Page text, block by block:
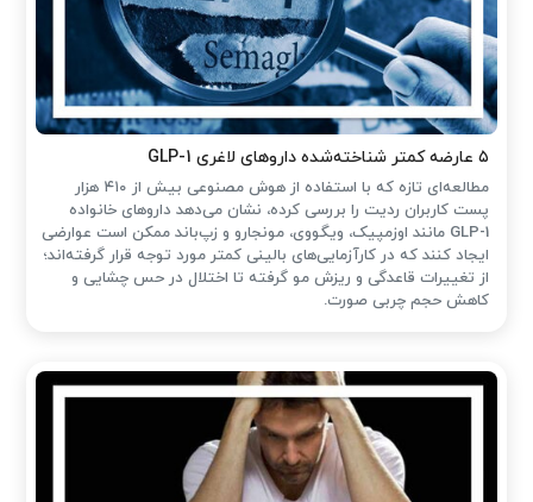
۵ عارضه کمتر شناخته‌شده داروهای لاغری GLP-1
مطالعه‌ای تازه که با استفاده از هوش مصنوعی بیش از ۴۱۰ هزار
پست کاربران ردیت را بررسی کرده، نشان می‌دهد داروهای خانواده
GLP-1 مانند اوزمپیک، ویگووی، مونجارو و زپ‌باند ممکن است عوارضی
ایجاد کنند که در کارآزمایی‌های بالینی کمتر مورد توجه قرار گرفته‌اند؛
از تغییرات قاعدگی و ریزش مو گرفته تا اختلال در حس چشایی و
کاهش حجم چربی صورت.